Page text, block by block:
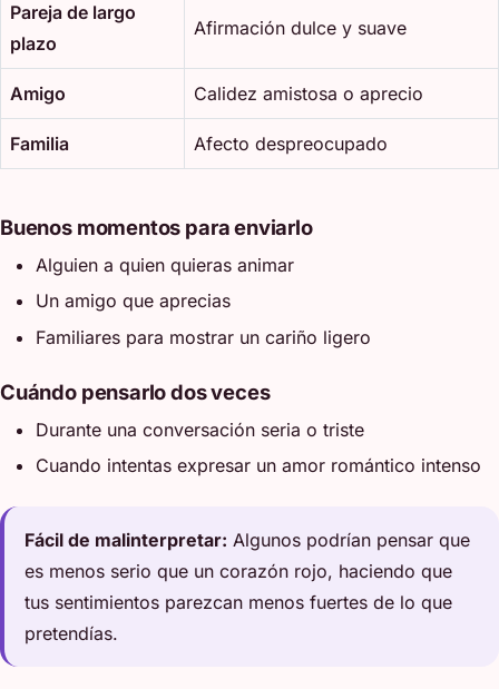
Pareja de largo
plazo
Afirmación dulce y suave
Amigo Calidez amistosa o aprecio
Familia Afecto despreocupado
Buenos momentos para enviarlo
Alguien a quien quieras animar
Un amigo que aprecias
Familiares para mostrar un cariño ligero
Cuándo pensarlo dos veces
Durante una conversación seria o triste
Cuando intentas expresar un amor romántico intenso
Fácil de malinterpretar: Algunos podrían pensar que
es menos serio que un corazón rojo, haciendo que
tus sentimientos parezcan menos fuertes de lo que
pretendías.